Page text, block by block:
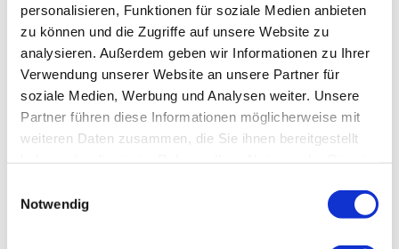
personalisieren, Funktionen für soziale Medien anbieten
zu können und die Zugriffe auf unsere Website zu
analysieren. Außerdem geben wir Informationen zu Ihrer
Verwendung unserer Website an unsere Partner für
soziale Medien, Werbung und Analysen weiter. Unsere
Partner führen diese Informationen möglicherweise mit
weiteren Daten zusammen, die Sie ihnen bereitgestellt
Notwendig